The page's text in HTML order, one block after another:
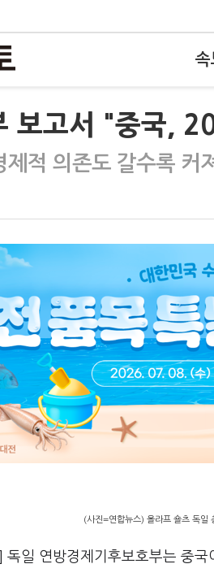
속
보고서 "중국,
제적 의존도 갈수록 커
(사진=연합뉴스) 올라프 숄츠 독일
독일 연방경제기후보호부는 중